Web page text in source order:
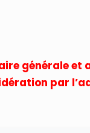
générale
par